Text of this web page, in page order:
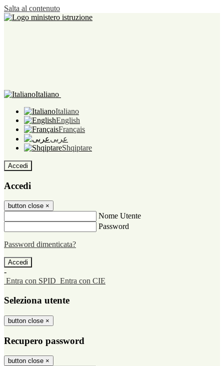
Salta al contenuto
Italiano
Italiano
English
Français
عربى
Shqiptare
Accedi
Accedi
button close ×
Nome Utente
Password
Password dimenticata?
-
Entra con SPID Entra con CIE
Seleziona utente
button close ×
Recupero password
button close ×